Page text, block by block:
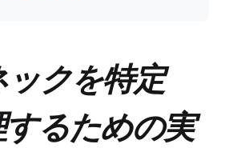
クを特定
するための実